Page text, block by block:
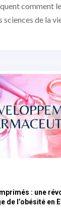
comment
sciences de la
: une
de l’obésité en